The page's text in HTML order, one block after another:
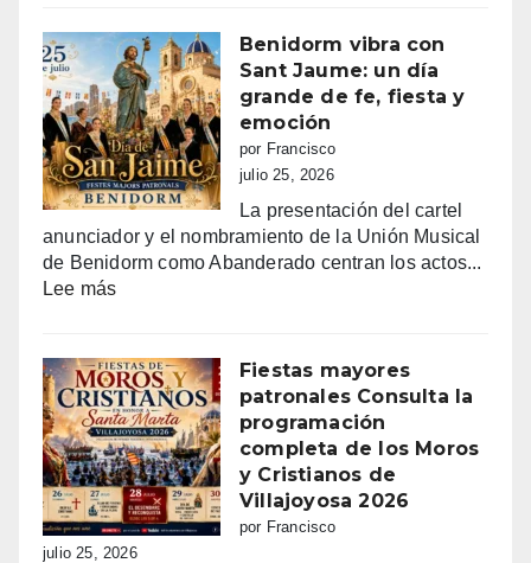
Benidorm vibra con
Sant Jaume: un día
grande de fe, fiesta y
emoción
por Francisco
julio 25, 2026
La presentación del cartel
anunciador y el nombramiento de la Unión Musical
de Benidorm como Abanderado centran los actos...
Lee más:
con
Sant
Jaume:
un
día
grande
de
fe,
Fiestas mayores
patronales Consulta la
programación
completa de los Moros
y Cristianos de
Villajoyosa 2026
por Francisco
julio 25, 2026